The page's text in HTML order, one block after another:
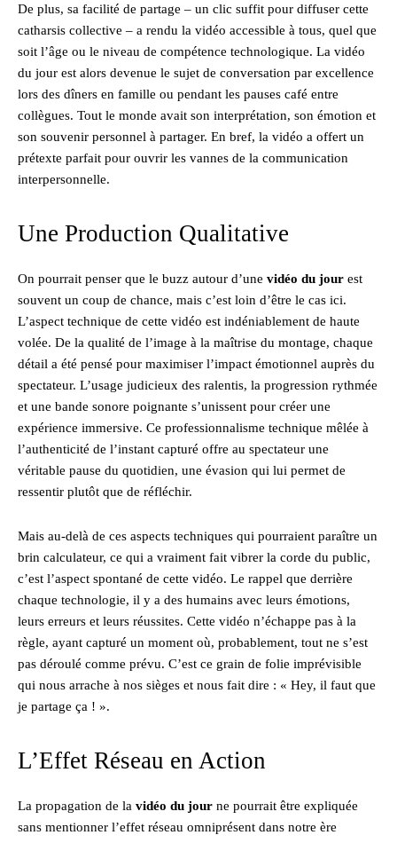
De plus, sa facilité de partage – un clic suffit pour diffuser cette
catharsis collective – a rendu la vidéo accessible à tous, quel que
soit l’âge ou le niveau de compétence technologique. La vidéo
du jour est alors devenue le sujet de conversation par excellence
lors des dîners en famille ou pendant les pauses café entre
collègues. Tout le monde avait son interprétation, son émotion et
son souvenir personnel à partager. En bref, la vidéo a offert un
prétexte parfait pour ouvrir les vannes de la communication
interpersonnelle.
Une Production Qualitative
On pourrait penser que le buzz autour d’une vidéo du jour est
souvent un coup de chance, mais c’est loin d’être le cas ici.
L’aspect technique de cette vidéo est indéniablement de haute
volée. De la qualité de l’image à la maîtrise du montage, chaque
détail a été pensé pour maximiser l’impact émotionnel auprès du
spectateur. L’usage judicieux des ralentis, la progression rythmée
et une bande sonore poignante s’unissent pour créer une
expérience immersive. Ce professionnalisme technique mêlée à
l’authenticité de l’instant capturé offre au spectateur une
véritable pause du quotidien, une évasion qui lui permet de
ressentir plutôt que de réfléchir.
Mais au-delà de ces aspects techniques qui pourraient paraître un
brin calculateur, ce qui a vraiment fait vibrer la corde du public,
c’est l’aspect spontané de cette vidéo. Le rappel que derrière
chaque technologie, il y a des humains avec leurs émotions,
leurs erreurs et leurs réussites. Cette vidéo n’échappe pas à la
règle, ayant capturé un moment où, probablement, tout ne s’est
pas déroulé comme prévu. C’est ce grain de folie imprévisible
qui nous arrache à nos sièges et nous fait dire : « Hey, il faut que
je partage ça ! ».
L’Effet Réseau en Action
La propagation de la vidéo du jour ne pourrait être expliquée
sans mentionner l’effet réseau omniprésent dans notre ère